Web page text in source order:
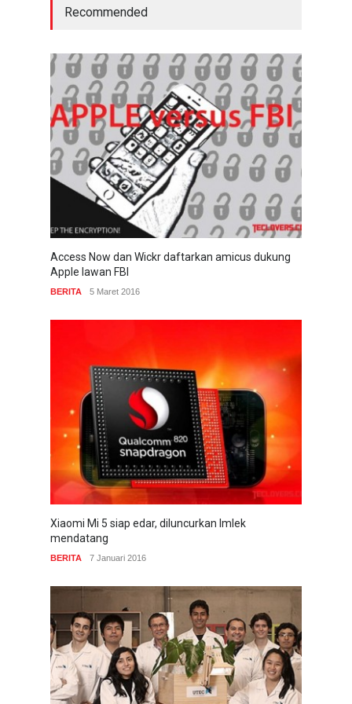
Recommended
Access Now dan Wickr daftarkan amicus dukung
Apple lawan FBI
BERITA 5 Maret 2016
Xiaomi Mi 5 siap edar, diluncurkan Imlek
mendatang
BERITA 7 Januari 2016